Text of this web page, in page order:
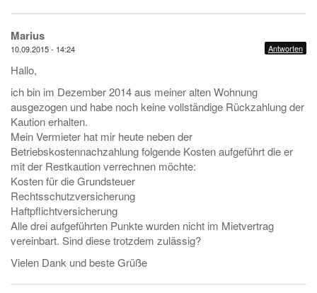
Marius
10.09.2015 - 14:24 Antworten
Hallo,
ich bin im Dezember 2014 aus meiner alten Wohnung
ausgezogen und habe noch keine vollständige Rückzahlung der
Kaution erhalten.
Mein Vermieter hat mir heute neben der
Betriebskostennachzahlung folgende Kosten aufgeführt die er
mit der Restkaution verrechnen möchte:
Kosten für die Grundsteuer
Rechtsschutzversicherung
Haftpflichtversicherung
Alle drei aufgeführten Punkte wurden nicht im Mietvertrag
vereinbart. Sind diese trotzdem zulässig?
Vielen Dank und beste Grüße